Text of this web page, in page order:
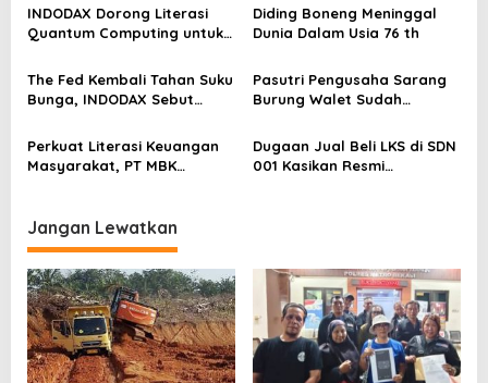
o
s
INDODAX Dorong Literasi
Quantum Computing untuk
Blockchain
Diding Boneng Meninggal
Dunia Dalam Usia 76 th
The Fed Kembali Tahan Suku
Bunga, INDODAX Sebut
Sentimen Pasar
Pasutri Pengusaha Sarang
Burung Walet Sudah
Pelapor Desak Polda Jambi
Segera Lakukan Penahanan
Perkuat Literasi Keuangan
Masyarakat, PT MBK
Dugaan Jual Beli LKS di SDN
001 Kasikan Resmi
Jangan Lewatkan